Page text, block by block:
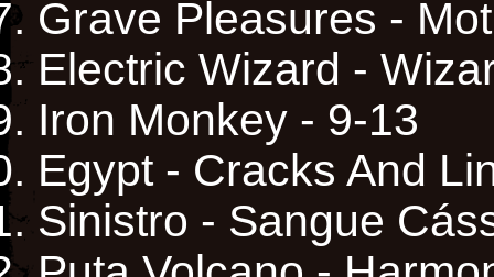
Grave Pleasures -
Electric Wizard -
Iron Monkey - 9-13
Egypt - Cracks And
Sinistro - Sangue